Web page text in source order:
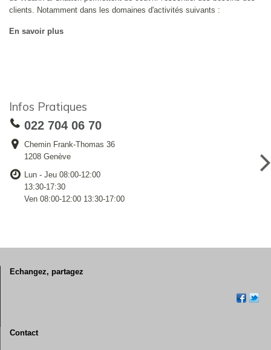
clients. Notamment dans les domaines d'activités suivants :
En savoir plus
Infos Pratiques
022 704 06 70
Chemin Frank-Thomas 36
1208 Genève
Lun - Jeu 08:00-12:00
13:30-17:30
Ven 08:00-12:00 13:30-17:00
Echangez, partagez
Contact